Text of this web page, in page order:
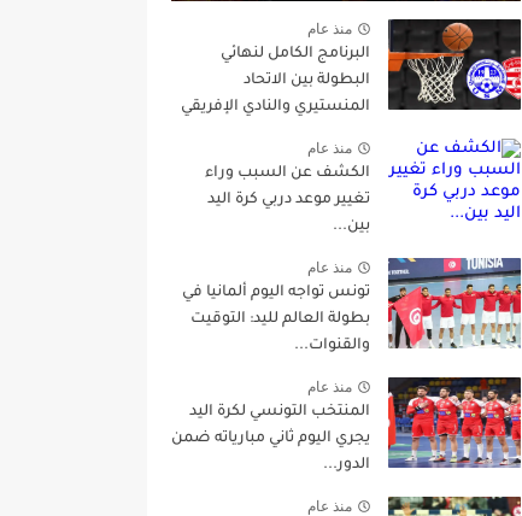
منذ عام
البرنامج الكامل لنهائي
البطولة بين الاتحاد
المنستيري والنادي الإفريقي
منذ عام
الكشف عن السبب وراء
تغيير موعد دربي كرة اليد
بين...
منذ عام
تونس تواجه اليوم ألمانيا في
بطولة العالم لليد: التوقيت
والقنوات...
منذ عام
المنتخب التونسي لكرة اليد
يجري اليوم ثاني مبارياته ضمن
الدور...
منذ عام